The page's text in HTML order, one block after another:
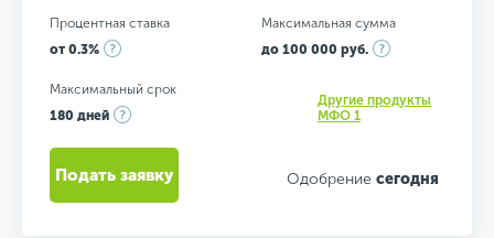
Процентная ставка
от 0.3%
Максимальная сумма
до 100 000 руб.
Максимальный срок
180 дней
Другие продукты
МФО 1
Одобрение сегодня
Подать заявку